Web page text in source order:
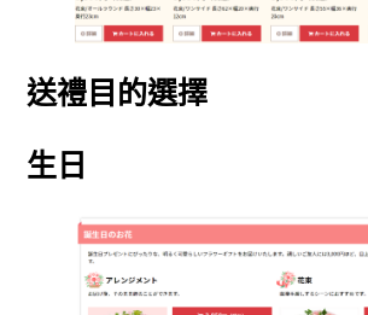
送禮目的選擇
生日